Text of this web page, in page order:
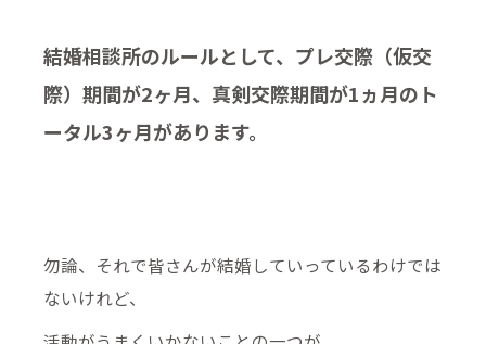
結婚相談所のルールとして、プレ交際（仮交
際）期間が2ヶ月、真剣交際期間が1ヵ月のト
ータル3ヶ月があります。
勿論、それで皆さんが結婚していっているわけでは
ないけれど、